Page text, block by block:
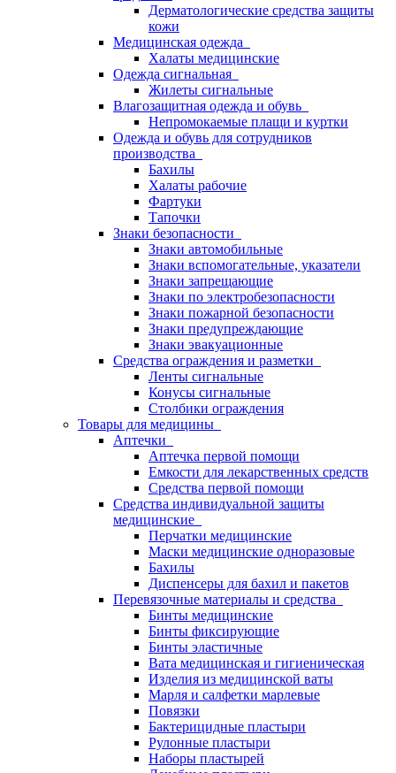
Дерматологические средства защиты
кожи
Медицинская одежда
Халаты медицинские
Одежда сигнальная
Жилеты сигнальные
Влагозащитная одежда и обувь
Непромокаемые плащи и куртки
Одежда и обувь для сотрудников
производства
Бахилы
Халаты рабочие
Фартуки
Тапочки
Знаки безопасности
Знаки автомобильные
Знаки вспомогательные, указатели
Знаки запрещающие
Знаки по электробезопасности
Знаки пожарной безопасности
Знаки предупреждающие
Знаки эвакуационные
Средства ограждения и разметки
Ленты сигнальные
Конусы сигнальные
Столбики ограждения
Товары для медицины
Аптечки
Аптечка первой помощи
Емкости для лекарственных средств
Средства первой помощи
Средства индивидуальной защиты
медицинские
Перчатки медицинские
Маски медицинские одноразовые
Бахилы
Диспенсеры для бахил и пакетов
Перевязочные материалы и средства
Бинты медицинские
Бинты фиксирующие
Бинты эластичные
Вата медицинская и гигиеническая
Изделия из медицинской ваты
Марля и салфетки марлевые
Повязки
Бактерицидные пластыри
Рулонные пластыри
Наборы пластырей